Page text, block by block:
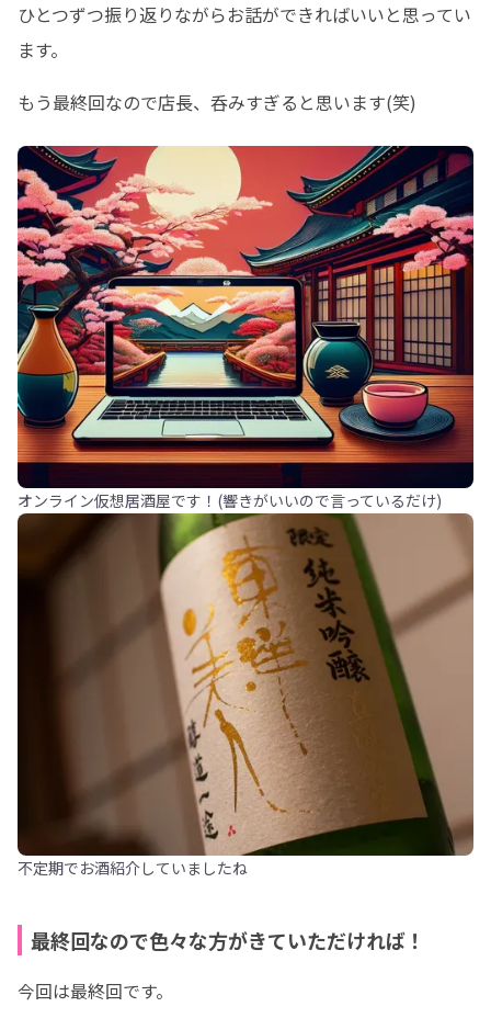
ひとつずつ振り返りながらお話ができればいいと思ってい
ます。
もう最終回なので店長、呑みすぎると思います(笑)
オンライン仮想居酒屋です！(響きがいいので言っているだけ)
不定期でお酒紹介していましたね
最終回なので色々な方がきていただければ！
今回は最終回です。